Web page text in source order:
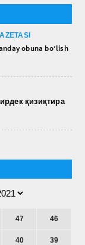
obuna bo‘lish
қизиқтира
47 46
40 39